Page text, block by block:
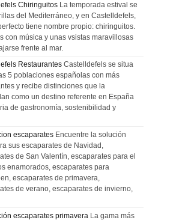
Chiringuitos La temporada estival se
del Mediterráneo, y en Castelldefels,
tiene nombre propio: chiringuitos.
con música y unas vsistas maravillosas
frente al mar.
Restaurantes Castelldefels se situa
5 poblaciones españolas con más
y recibe distinciones que la
como un destino referente en España
de gastronomía, sostenibilidad y
escaparates Encuentre la solución
sus escaparates de Navidad,
de San Valentín, escaparates para el
enamorados, escaparates para
escaparates de primavera,
de verano, escaparates de invierno,
escaparates primavera La gama más